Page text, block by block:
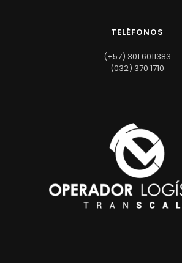
TELÉFONOS
(+57) 301 6011383
(032) 370 1710